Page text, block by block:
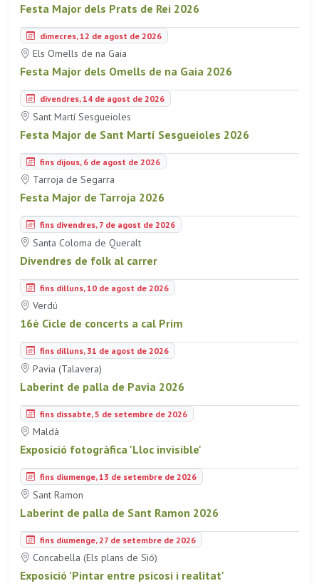
Festa Major dels Prats de Rei 2026
dimecres, 12 de agost de 2026
Els Omells de na Gaia
Festa Major dels Omells de na Gaia 2026
divendres, 14 de agost de 2026
Sant Martí Sesgueioles
Festa Major de Sant Martí Sesgueioles 2026
fins dijous, 6 de agost de 2026
Tarroja de Segarra
Festa Major de Tarroja 2026
fins divendres, 7 de agost de 2026
Santa Coloma de Queralt
Divendres de folk al carrer
fins dilluns, 10 de agost de 2026
Verdú
16è Cicle de concerts a cal Prim
fins dilluns, 31 de agost de 2026
Pavia (Talavera)
Laberint de palla de Pavia 2026
fins dissabte, 5 de setembre de 2026
Maldà
Exposició fotogràfica 'Lloc invisible'
fins diumenge, 13 de setembre de 2026
Sant Ramon
Laberint de palla de Sant Ramon 2026
fins diumenge, 27 de setembre de 2026
Concabella (Els plans de Sió)
Exposició 'Pintar entre psicosi i realitat'